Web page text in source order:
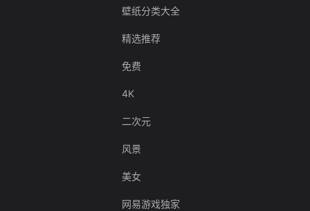
壁纸分类大全
精选推荐
免费
4K
二次元
风景
美女
网易游戏独家